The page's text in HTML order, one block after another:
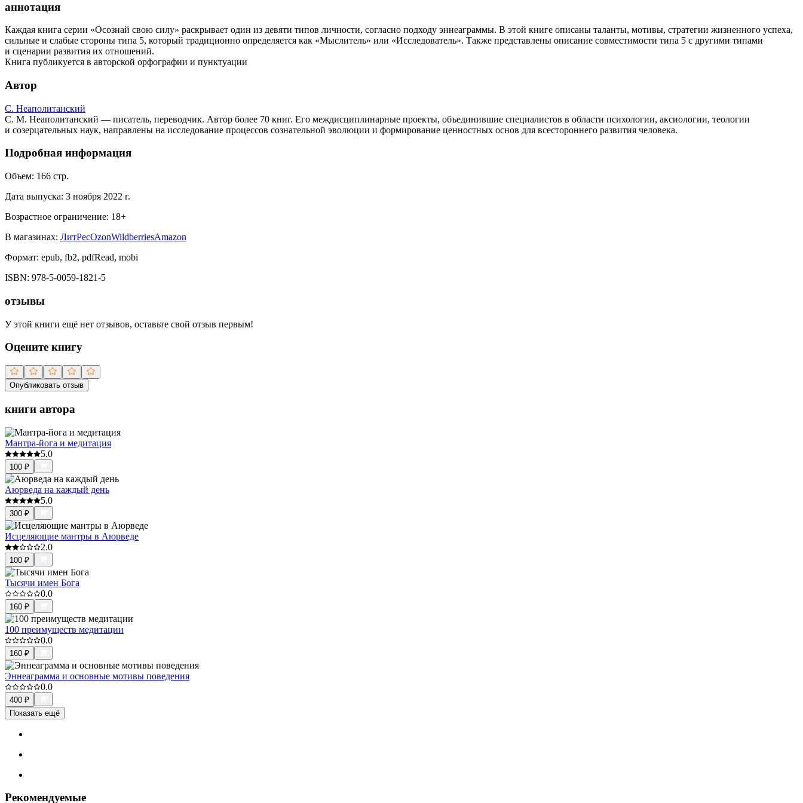
аннотация
Каждая книга серии «Осознай свою силу» раскрывает один из девяти типов личности, согласно подходу эннеаграммы. В этой книге описаны таланты, мотивы, стратегии жизненного успеха,
сильные и слабые стороны типа 5, который традиционно определяется как «Мыслитель» или «Исследователь». Также представлены описание совместимости типа 5 с другими типами
и сценарии развития их отношений.
Книга публикуется в авторской орфографии и пунктуации
Автор
С. Неаполитанский
С. М. Неаполитанский — писатель, переводчик. Автор более 70 книг. Его междисциплинарные проекты, объединившие специалистов в области психологии, аксиологии, теологии
и созерцательных наук, направлены на исследование процессов сознательной эволюции и формирование ценностных основ для всестороннего развития человека.
Подробная информация
Объем: 166 стр.
Дата выпуска: 3 ноября 2022 г.
Возрастное ограничение: 18+
В магазинах: ЛитРесOzonWildberriesAmazon
Формат: epub, fb2, pdfRead, mobi
ISBN: 978-5-0059-1821-5
отзывы
У этой книги ещё нет отзывов, оставьте свой отзыв первым!
Оцените книгу
Опубликовать отзыв
книги автора
Мантра-йога и медитация
5.0
100 ₽
Аюрведа на каждый день
5.0
300 ₽
Исцеляющие мантры в Аюрведе
2.0
100 ₽
Тысячи имен Бога
0.0
160 ₽
100 преимуществ медитации
0.0
160 ₽
Эннеаграмма и основные мотивы поведения
0.0
400 ₽
Показать ещё
Рекомендуемые